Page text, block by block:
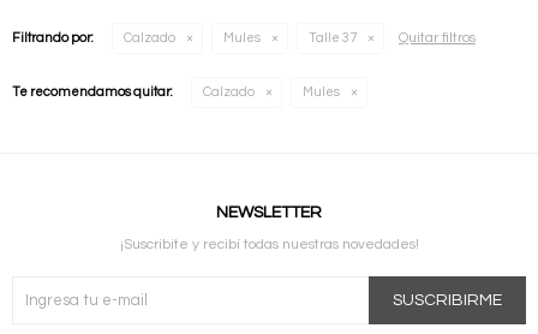
Filtrando por: Calzado Mules Talle 37 Quitar filtros
Te recomendamos quitar: Calzado Mules
NEWSLETTER
¡Suscribite y recibí todas nuestras novedades!
SUSCRIBIRME